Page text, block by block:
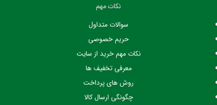
نکات مهم
سوالات متداول
حریم خصوصی
نکات مهم خرید از سایت
معرفی تخفیف ها
روش های پرداخت
چگونگی ارسال کالا